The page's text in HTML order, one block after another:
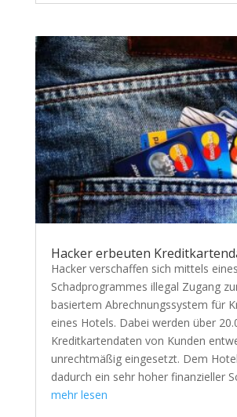
Hacker erbeuten
Hacker verschaffen sich mittels eines
Schadprogrammes illegal Zugang
basiertem Abrechnungssystem für
eines Hotels. Dabei werden über
Kreditkartendaten von Kunden
unrechtmäßig eingesetzt. Dem
dadurch ein sehr hoher finanzieller
mehr lesen